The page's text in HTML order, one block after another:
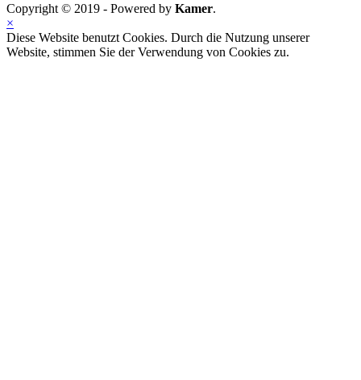
Copyright © 2019 - Powered by Kamer.
×
Diese Website benutzt Cookies. Durch die Nutzung unserer
Website, stimmen Sie der Verwendung von Cookies zu.